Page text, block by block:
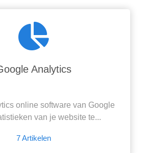
Analytics
online software van Google
van je website te...
7 Artikelen